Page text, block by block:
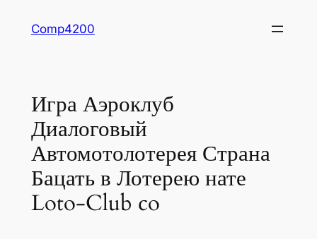
Comp4200
Игра Аэроклуб
Диалоговый
Автомотолотерея Страна
Бацать в Лотерею нате
Loto-Club co